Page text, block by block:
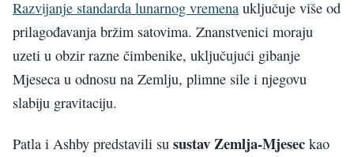
Razvijanje standarda lunarnog vremena uključuje više od
prilagođavanja bržim satovima. Znanstvenici moraju
uzeti u obzir razne čimbenike, uključujući gibanje
Mjeseca u odnosu na Zemlju, plimne sile i njegovu
slabiju gravitaciju.
Patla i Ashby predstavili su sustav Zemlja-Mjesec kao